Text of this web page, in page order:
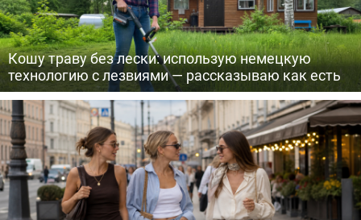
Кошу траву без лески: использую немецкую
технологию с лезвиями — рассказываю как есть